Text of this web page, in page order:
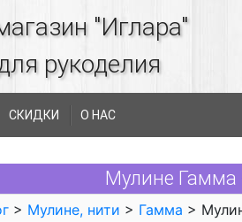
"Иглара"
рукоделия
СКИДКИ О НАС
Мулине Гамма
> Мулине, нити > Гамма >